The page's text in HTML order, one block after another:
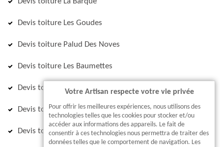
Devis toiture Les Goudes
Devis toiture Palud Des Noves
Devis toiture Les Baumettes
Devis toiture Bastidonne
Devis toiture Callelongue
Devis toiture Charrel
Votre Artisan respecte votre vie privée
Pour offrir les meilleures expériences, nous utilisons des
technologies telles que les cookies pour stocker et/ou
accéder aux informations des appareils. Le fait de
consentir à ces technologies nous permettra de traiter des
données telles que le comportement de navigation. Les